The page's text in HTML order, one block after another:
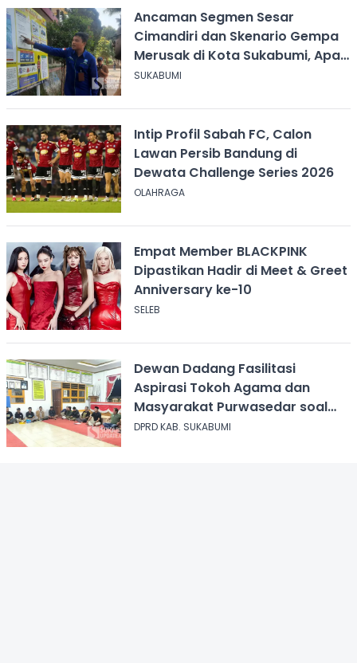
Ancaman Segmen Sesar
Cimandiri dan Skenario Gempa
Merusak di Kota Sukabumi, Apa
yang Harus Dilakukan?
SUKABUMI
Intip Profil Sabah FC, Calon
Lawan Persib Bandung di
Dewata Challenge Series 2026
OLAHRAGA
Empat Member BLACKPINK
Dipastikan Hadir di Meet & Greet
Anniversary ke-10
SELEB
Dewan Dadang Fasilitasi
Aspirasi Tokoh Agama dan
Masyarakat Purwasedar soal
Penolakan Konser Reggae
DPRD KAB. SUKABUMI